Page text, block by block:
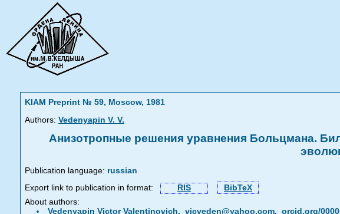
KIAM Preprint № 59, Moscow, 1981
Authors: Vedenyapin V. V.
Анизотропные решения уравнения Больцмана.
Publication language: russian
Export link to publication in format:
RIS
BibTeX
About authors:
Vedenyapin Victor Valentinovich, vicveden@yahoo.com, orcid.org/